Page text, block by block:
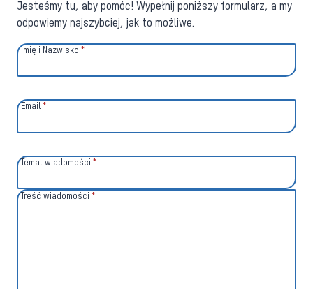
Jesteśmy tu, aby pomóc! Wypełnij poniższy formularz, a my
odpowiemy najszybciej, jak to możliwe.
Imię i Nazwisko *
Email *
Temat wiadomości *
Treść wiadomości *